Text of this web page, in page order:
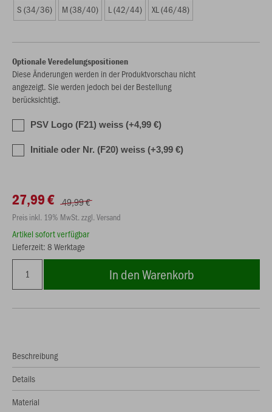
S (34/36) M (38/40) L (42/44) XL (46/48)
Optionale Veredelungspositionen
Diese Änderungen werden in der Produktvorschau nicht
angezeigt. Sie werden jedoch bei der Bestellung
berücksichtigt.
PSV Logo (F21) weiss (+4,99 €)
Initiale oder Nr. (F20) weiss (+3,99 €)
27,99 € 49,99 €
Preis inkl. 19% MwSt. zzgl. Versand
Artikel sofort verfügbar
Lieferzeit: 8 Werktage
In den Warenkorb
Beschreibung
Details
Material